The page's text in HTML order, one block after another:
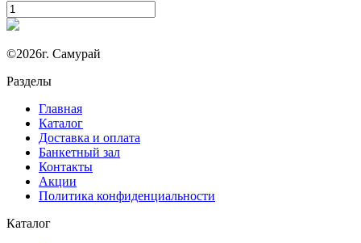
©2026г. Самурай
Разделы
Главная
Каталог
Доставка и оплата
Банкетный зал
Контакты
Акции
Политика конфиденциальности
Каталог